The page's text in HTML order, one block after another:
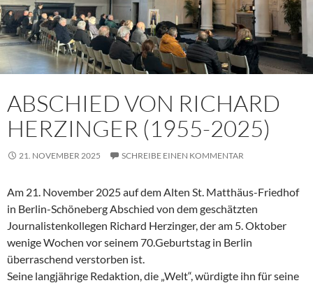
ABSCHIED VON RICHARD
HERZINGER (1955-2025)
21. NOVEMBER 2025 SCHREIBE EINEN KOMMENTAR
Am 21. November 2025 auf dem Alten St. Matthäus-Friedhof
in Berlin-Schöneberg Abschied von dem geschätzten
Journalistenkollegen Richard Herzinger, der am 5. Oktober
wenige Wochen vor seinem 70.Geburtstag in Berlin
überraschend verstorben ist.
Seine langjährige Redaktion, die „Welt“, würdigte ihn für seine